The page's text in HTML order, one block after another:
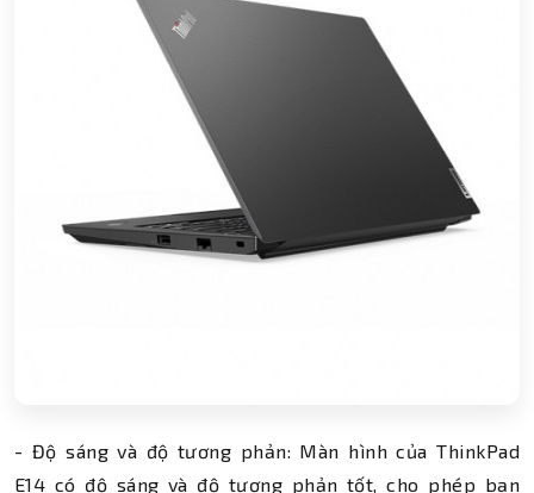
- Độ sáng và độ tương phản: Màn hình của ThinkPad
E14 có độ sáng và độ tương phản tốt, cho phép bạn